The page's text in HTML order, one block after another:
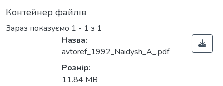
Контейнер файлів
Зараз показуємо 1 - 1 з 1
Назва:
avtoref_1992_Naidysh_A_.pdf
Розмір:
11.84 MB